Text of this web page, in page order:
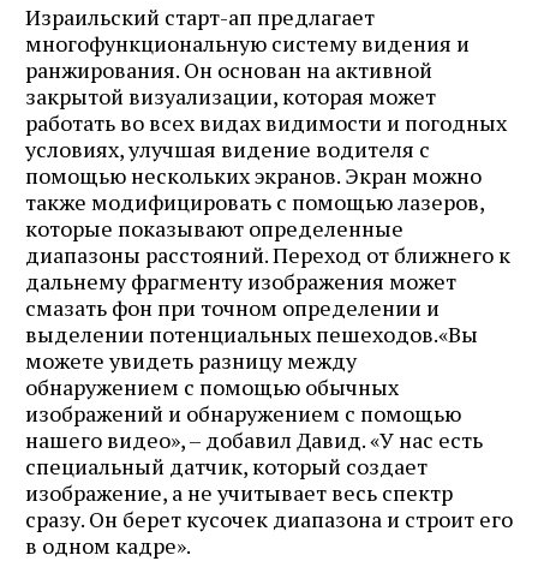
Израильский старт-ап предлагает
многофункциональную систему видения и
ранжирования. Он основан на активной
закрытой визуализации, которая может
работать во всех видах видимости и погодных
условиях, улучшая видение водителя с
помощью нескольких экранов. Экран можно
также модифицировать с помощью лазеров,
которые показывают определенные
диапазоны расстояний. Переход от ближнего к
дальнему фрагменту изображения может
смазать фон при точном определении и
выделении потенциальных пешеходов.«Вы
можете увидеть разницу между
обнаружением с помощью обычных
изображений и обнаружением с помощью
нашего видео», – добавил Давид. «У нас есть
специальный датчик, который создает
изображение, а не учитывает весь спектр
сразу. Он берет кусочек диапазона и строит его
в одном кадре».